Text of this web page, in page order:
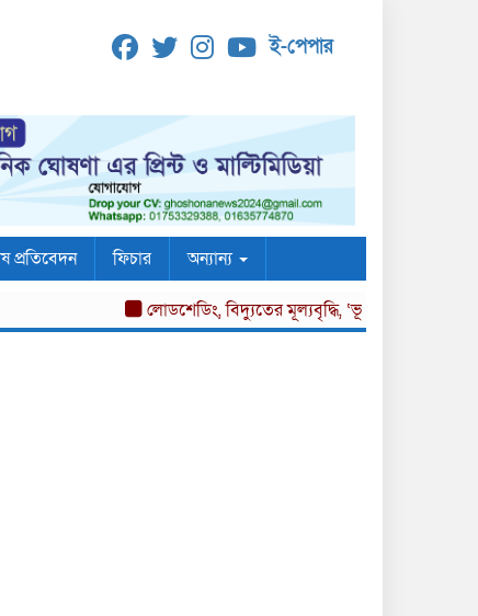
ই-পেপার
প্রতিবেদন ফিচার অন্যান্য
লোডশেডিং, বিদ্যুতের মূল্যবৃদ্ধি, ‘ভূতুড়ে বিল’ ও